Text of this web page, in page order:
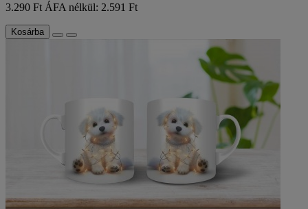
3.290 Ft ÁFA nélkül: 2.591 Ft
Kosárba